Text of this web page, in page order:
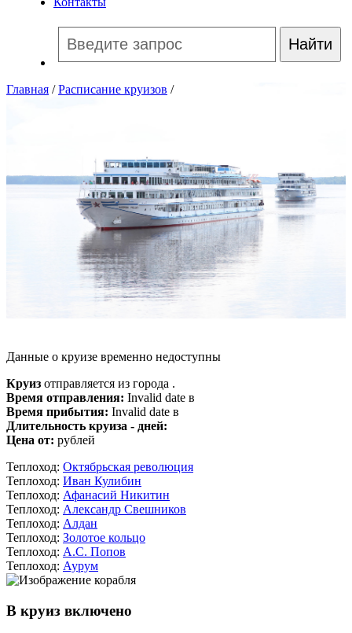
Главная /Расписание круизов /
Данные о круизе временно недоступны
Круиз отправляется из города .
Время отправления: Invalid date в
Время прибытия: Invalid date в
Длительность круиза - дней:
Цена от: рублей
Теплоход: Октябрьская революция
Теплоход: Иван Кулибин
Теплоход: Афанасий Никитин
Теплоход: Александр Свешников
Теплоход: Алдан
Теплоход: Золотое кольцо
Теплоход: А.С. Попов
Теплоход: Аурум
В круиз включено